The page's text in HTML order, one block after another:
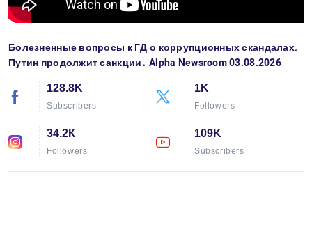
Болезненные вопросы к ГД о коррупционных скандалах.
Путин продолжит санкции․ Alpha Newsroom 03.08.2026
128.8K
Subscribers
1K
Followers
34.2К
Followers
109K
Subscribers